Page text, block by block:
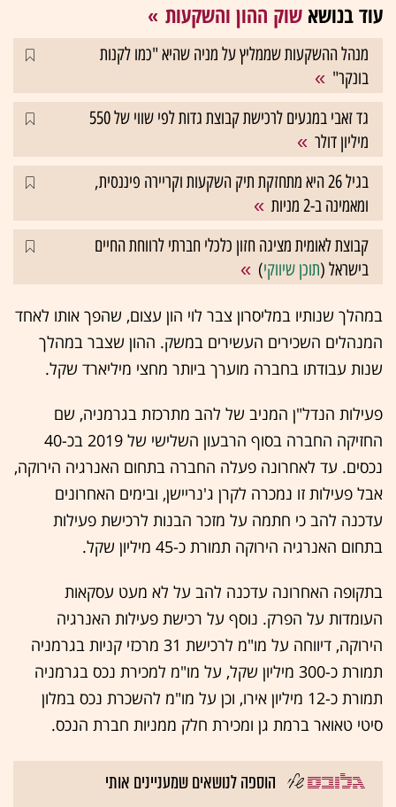
עוד בנושא שוק ההון והשקעות
מנהל ההשקעות שממליץ על מניה שהיא "כמו לקנות
בונקר"
גד זאבי במגעים לרכישת קבוצת גדות לפי שווי של 550
מיליון דולר
בגיל 26 היא מתחזקת תיק השקעות וקריירה פיננסית,
ומאמינה ב-2 מניות
קבוצת לאומית מציגה חזון כלכלי חברתי לרווחת החיים
בישראל (תוכן שיווקי)
במהלך שנותיו במליסרון צבר לוי הון עצום, שהפך אותו לאחד
המנהלים השכירים העשירים במשק. ההון שצבר במהלך
שנות עבודתו בחברה מוערך ביותר מחצי מיליארד שקל.
פעילות הנדל"ן המניב של להב מתרכזת בגרמניה, שם
החזיקה החברה בסוף הרבעון השלישי של 2019 בכ-40
נכסים. עד לאחרונה פעלה החברה בתחום האנרגיה הירוקה,
אבל פעילות זו נמכרה לקרן ג'נריישן, ובימים האחרונים
עדכנה להב כי חתמה על מזכר הבנות לרכישת פעילות
בתחום האנרגיה הירוקה תמורת כ-45 מיליון שקל.
בתקופה האחרונה עדכנה להב על לא מעט עסקאות
העומדות על הפרק. נוסף על רכישת פעילות האנרגיה
הירוקה, דיווחה על מו"מ לרכישת 31 מרכזי קניות בגרמניה
תמורת כ-300 מיליון שקל, על מו"מ למכירת נכס בגרמניה
תמורת כ-12 מיליון אירו, וכן על מו"מ להשכרת נכס במלון
סיטי טאואר ברמת גן ומכירת חלק ממניות חברת הנכס.
הוספה לנושאים שמעניינים אותי